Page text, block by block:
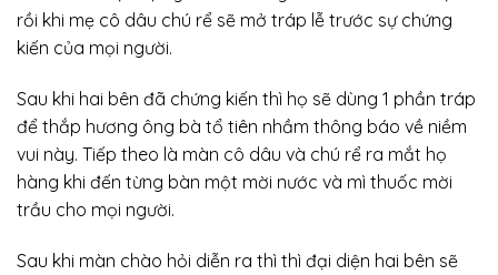
rồi khi mẹ cô dâu chú rể sẽ mở tráp lễ trước sự chứng
kiến của mọi người.
Sau khi hai bên đã chứng kiến thì họ sẽ dùng 1 phần tráp
để thắp hương ông bà tổ tiên nhầm thông báo về niềm
vui này. Tiếp theo là màn cô dâu và chú rể ra mắt họ
hàng khi đến từng bàn một mời nước và mì thuốc mời
trầu cho mọi người.
Sau khi màn chào hỏi diễn ra thì thì đại diện hai bên sẽ